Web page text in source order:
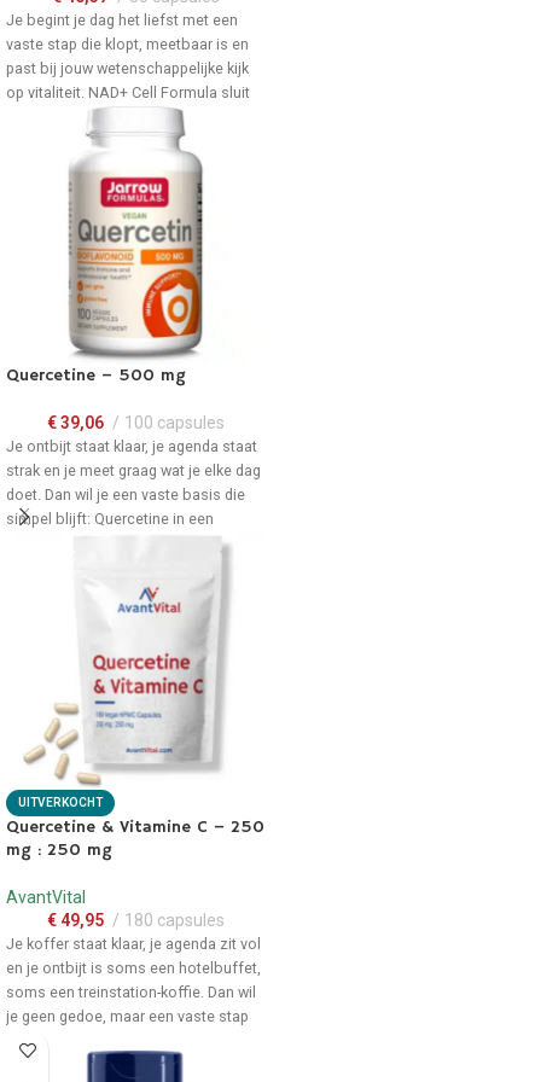
Beschikbaar in een handige
hersluitbare verpakking met 30
softgels. Direct uit voorraad
leverbaar.
Je begint je dag het liefst met een
vaste stap die klopt, meetbaar is en
past bij jouw wetenschappelijke kijk
op vitaliteit. NAD+ Cell Formula sluit
naadloos aan bij je Ochtendritueel:
één capsule, helder gekozen, precies
gedoseerd.
Voor jouwcellulaire structuur
een consequente keuze die past
bij een wetenschappelijk onderbouwd
fundament.
Convenience
zonder gedoe: 1
capsule maakt je
ochtendmoment simpel, strak en
herhaalbaar.
NIAGEN® Nicotinamide
Riboside staat centraal, duidelijk
benoemd op het etiket.
Beschikbaar in een handige
hersluitbare verpakking met 30
Quercetine – 500 mg
€39,06 100 capsules
Je ontbijt staat klaar, je agenda staat
strak en je meet graag wat je elke dag
doet. Dan wil je een vaste basis die
simpel blijft: Quercetine in een
Per capsule een duidelijke
mg quercetine
, zodat je
inname eenvoudig te loggen is.
1 capsulepast moeiteloos bij
je ontbijt, zonder extra stappen
of complexe schema’s.
Gemaakt voor een
datagedreven basis
product, helder moment, helder
overzicht in je dag.
verpakking met 100 capsules. Direct
uit voorraad leverbaar.
UITVERKOCHT
Quercetine & Vitamine C – 250
mg : 250 mg
AvantVital
€49,95 180 capsules
Je koffer staat klaar, je agenda zit vol
en je ontbijt is soms een hotelbuffet,
soms een treinstation-koffie. Dan wil
je geen gedoe, maar een vaste stap
die met je meereist. Quercetine &
Vitamine C past precies in dat